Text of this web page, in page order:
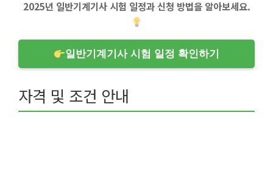
2025년 일반기계기사 시험 일정과 신청 방법을 알아보세요.
일반기계기사 시험 일정 확인하기
자격 및 조건 안내